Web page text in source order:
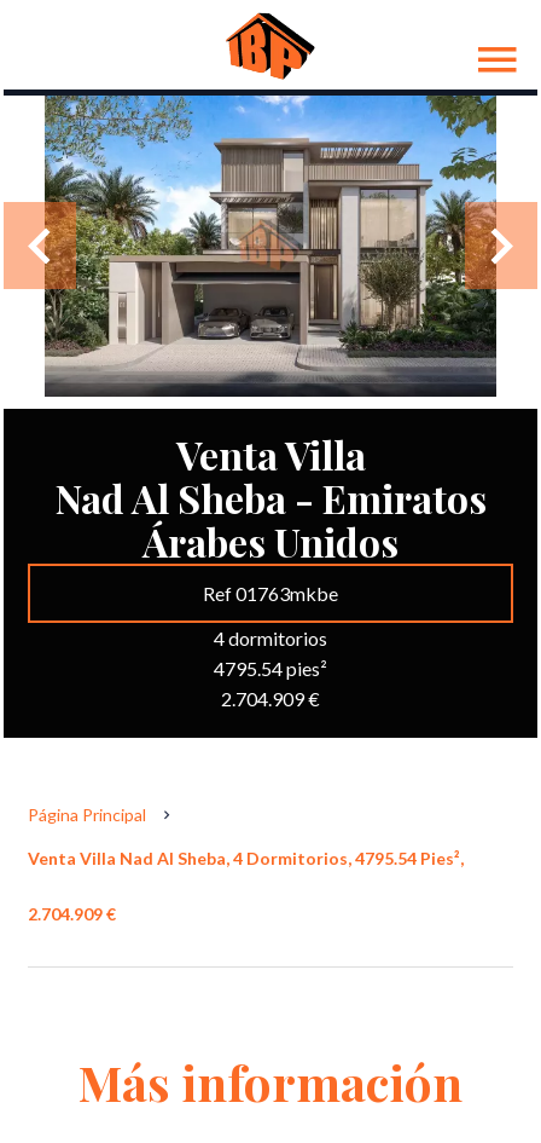
Venta Villa
Nad Al Sheba - Emiratos
Árabes Unidos
Ref 01763mkbe
4 dormitorios
4795.54 pies²
2.704.909 €
Página Principal
Venta Villa Nad Al Sheba, 4 Dormitorios, 4795.54 Pies²,
2.704.909 €
Más información